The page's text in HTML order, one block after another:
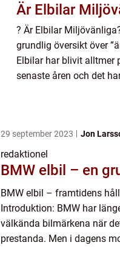
Är Elbilar
? Är Elbilar
grundlig översikt över
Elbilar har blivit alltmer
senaste åren och det
29 september 2023 Jon
redaktionel
BMW elbil – en
BMW elbil – framtidens
Introduktion: BMW har
välkända bilmärkena när
prestanda. Men i dagens